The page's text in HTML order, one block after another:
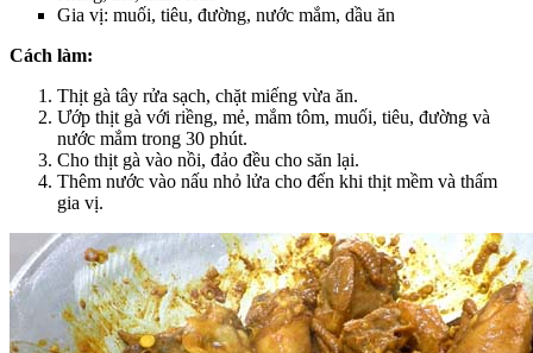
Gia vị: muối, tiêu, đường, nước mắm, dầu ăn
Cách làm:
Thịt gà tây rửa sạch, chặt miếng vừa ăn.
Ướp thịt gà với riềng, mẻ, mắm tôm, muối, tiêu, đường và
nước mắm trong 30 phút.
Cho thịt gà vào nồi, đảo đều cho săn lại.
Thêm nước vào nấu nhỏ lửa cho đến khi thịt mềm và thấm
gia vị.